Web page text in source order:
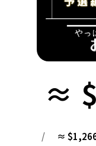
栃木
香川
≈
/ ≈